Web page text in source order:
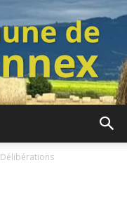
Délibérations